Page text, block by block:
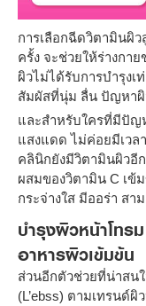
การเลือกฉีดวิตามินผิ
ครั้ง จะช่วยให้ร่างกา
ผิวไม่ได้รับการบำรุงเ
สัมผัสที่นุ่ม ลื่น ปัญหาผิ
และสำหรับใครที่มีปัญ
แสงแดด ไม่ค่อยมีเวล
คลินิกยังมีวิตามินผิวอี
ผสมของวิตามิน C เข้
กระจ่างใส มีออร่า ส
บำรุงผิวหน้าโท
อาหารผิวเข้มข้น
ส่วนอีกตัวช่วยที่น่าสน
(L’ebss) ตามเทรนด์